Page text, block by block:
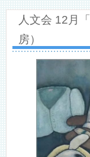
ン
キ
人文会 12月
房）